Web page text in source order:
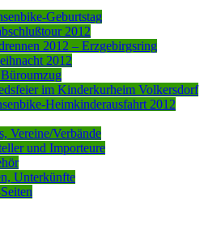
Geburtstag
2012
2012 – Erzgebirgsring
2012
im Kinderkurheim Volkersdorf
Heimkinderausfahrt 2012
Vereine/Verbände
und Importeure
Unterkünfte